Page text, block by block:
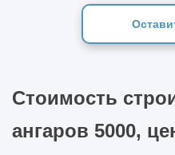
Стоимость
ангаров 5000,